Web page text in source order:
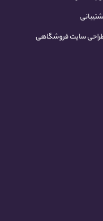
سایت فروشگاهی